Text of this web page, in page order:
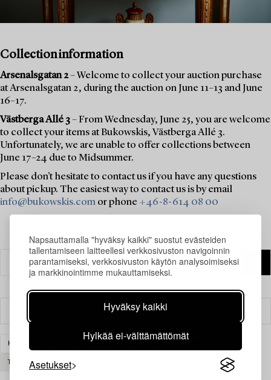
Napsauttamalla "hyväksy kaikki" suostut evästeiden
tallentamiseen laitteellesi verkkosivuston navigoinnin
parantamiseksi, verkkosivuston käytön analysoimiseksi
ja markkinointimme mukauttamiseksi.
Hyväksy kaikki
Hylkää ei-välttämättömät
Asetukset
Collection information
Arsenalsgatan 2– Welcome to collect your auction purchase
at Arsenalsgatan 2, during the auction on June 11–13 and June
16–17.
Västberga Allé 3– From Wednesday, June 25, you are welcome
to collect your items at Bukowskis, Västberga Allé 3.
Unfortunately, we are unable to offer collections between
June 17–24 due to Midsummer.
Please don’t hesitate to contact us if you have any questions
about pickup. The easiest way to contact us is by email
info@bukowskis.com or phone +46-8-614 08 00
Suodatin
KALUSTEET HYLLYT & KIRJAHYLLYT
TYHJENNÄ KAIKKI